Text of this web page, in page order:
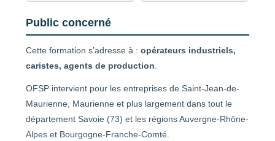
Public concerné
Cette formation s’adresse à : opérateurs industriels,
caristes, agents de production
OFSP intervient pour les entreprises de Saint-Jean-de-
Maurienne, Maurienne et plus largement dans tout le
département Savoie (73) et les régions Auvergne-Rhône-
Alpes et Bourgogne-Franche-Comté.